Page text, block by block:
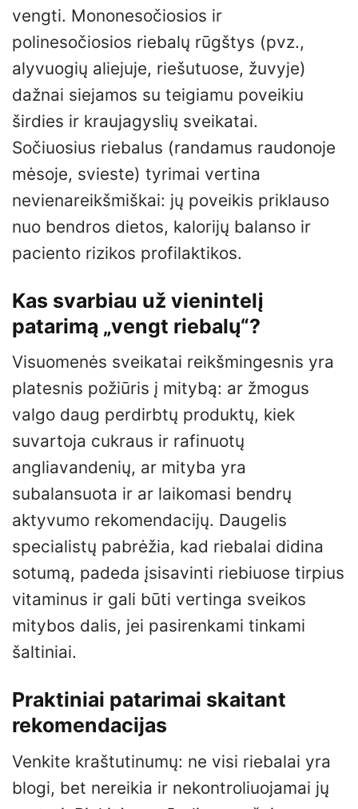
vengti. Mononesočiosios ir
polinesočiosios riebalų rūgštys (pvz.,
alyvuogių aliejuje, riešutuose, žuvyje)
dažnai siejamos su teigiamu poveikiu
širdies ir kraujagyslių sveikatai.
Sočiuosius riebalus (randamus raudonoje
mėsoje, svieste) tyrimai vertina
nevienareikšmiškai: jų poveikis priklauso
nuo bendros dietos, kalorijų balanso ir
paciento rizikos profilaktikos.
Kas svarbiau už vienintelį
patarimą „vengt riebalų“?
Visuomenės sveikatai reikšmingesnis yra
platesnis požiūris į mitybą: ar žmogus
valgo daug perdirbtų produktų, kiek
suvartoja cukraus ir rafinuotų
angliavandenių, ar mityba yra
subalansuota ir ar laikomasi bendrų
aktyvumo rekomendacijų. Daugelis
specialistų pabrėžia, kad riebalai didina
sotumą, padeda įsisavinti riebiuose tirpius
vitaminus ir gali būti vertinga sveikos
mitybos dalis, jei pasirenkami tinkami
šaltiniai.
Praktiniai patarimai skaitant
rekomendacijas
Venkite kraštutinumų: ne visi riebalai yra
blogi, bet nereikia ir nekontroliuojamai jų